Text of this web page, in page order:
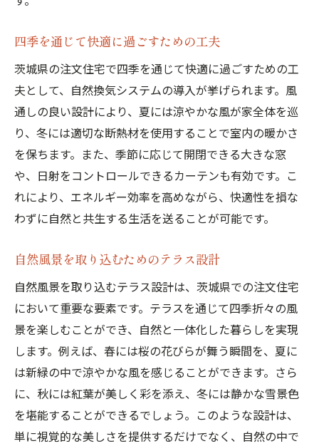
四季を通じて快適に過ごすための工夫
茨城県の注文住宅で四季を通じて快適に過ごすための工
夫として、自然換気システムの導入が挙げられます。風
通しの良い設計により、夏には涼やかな風が家全体を巡
り、冬には適切な断熱材を使用することで室内の暖かさ
を保ちます。また、季節に応じて開閉できる大きな窓
や、日射をコントロールできるカーテンも有効です。こ
れにより、エネルギー効率を高めながら、快適性を損な
わずに自然と共生する生活を送ることが可能です。
自然風景を取り込むためのテラス設計
自然風景を取り込むテラス設計は、茨城県での注文住宅
において重要な要素です。テラスを通じて四季折々の風
景を楽しむことができ、自然と一体化した暮らしを実現
します。例えば、春には桜の花びらが舞う瞬間を、夏に
は新緑の中で涼やかな風を感じることができます。さら
に、秋には紅葉が美しく彩を添え、冬には静かな雪景色
を堪能することができるでしょう。このような設計は、
単に視覚的な美しさを提供するだけでなく、自然の中で